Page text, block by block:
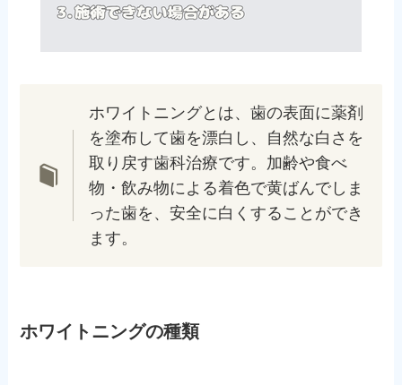
ホワイトニングとは、歯の表面に薬剤
を塗布して歯を漂白し、自然な白さを
取り戻す歯科治療です。加齢や食べ
物・飲み物による着色で黄ばんでしま
った歯を、安全に白くすることができ
ます。
ホワイトニングの種類